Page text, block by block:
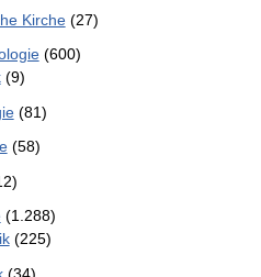
Kirche(27)
(600)
(9)
(81)
(58)
(1.288)
(225)